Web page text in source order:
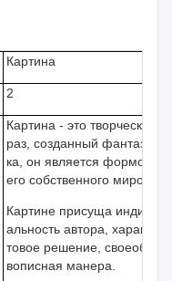
Картина
2
Картина - это творческий
раз, созданный фантазией
ка, он является формой
его собственного
Картине присуща
альность автора,
товое решение,
вописная манера.